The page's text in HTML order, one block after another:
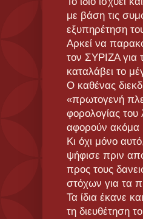
με βάση τις
εξυπηρέτηση
Αρκεί να
τον ΣΥΡΙΖΑ για
καταλάβει το
Ο καθένας
«πρωτογενή
φορολογίας
αφορούν ακόμα
Κι όχι μόνο
ψήφισε πριν
προς τους
στόχων για τα
Τα ίδια έκανε
τη διευθέτηση